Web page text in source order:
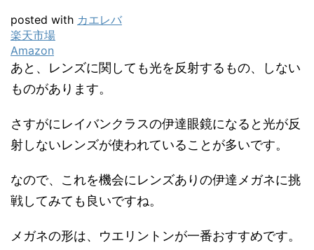
posted with カエレバ
楽天市場
Amazon
あと、レンズに関しても光を反射するもの、しない
ものがあります。
さすがにレイバンクラスの伊達眼鏡になると光が反
射しないレンズが使われていることが多いです。
なので、これを機会にレンズありの伊達メガネに挑
戦してみても良いですね。
メガネの形は、ウエリントンが一番おすすめです。